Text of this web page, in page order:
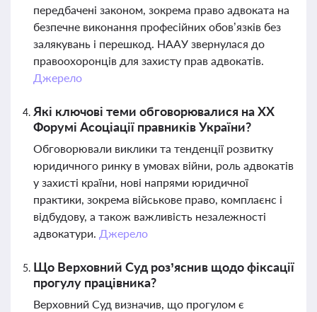
передбачені законом, зокрема право адвоката на
безпечне виконання професійних обов’язків без
залякувань і перешкод. НААУ звернулася до
правоохоронців для захисту прав адвокатів.
Джерело
Які ключові теми обговорювалися на ХХ
Форумі Асоціації правників України?
Обговорювали виклики та тенденції розвитку
юридичного ринку в умовах війни, роль адвокатів
у захисті країни, нові напрями юридичної
практики, зокрема військове право, комплаєнс і
відбудову, а також важливість незалежності
адвокатури. Джерело
Що Верховний Суд роз’яснив щодо фіксації
прогулу працівника?
Верховний Суд визначив, що прогулом є